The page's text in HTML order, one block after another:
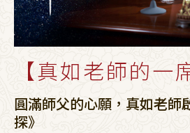
【真如老師的一
圓滿師父的心願，真如老師
探》